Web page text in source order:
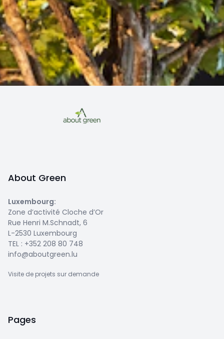
About Green
Luxembourg:
Zone d’activité Cloche d’Or
Rue Henri M.Schnadt, 6
L-2530 Luxembourg
TEL : +352 208 80 748
info@aboutgreen.lu
Visite de projets sur demande
Pages